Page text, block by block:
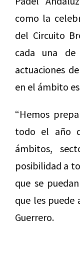
como la
del Circuito
cada una de
actuaciones
en el ámbito
“Hemos
todo el año
ámbitos,
posibilidad a
que se
que les puede
Guerrero.